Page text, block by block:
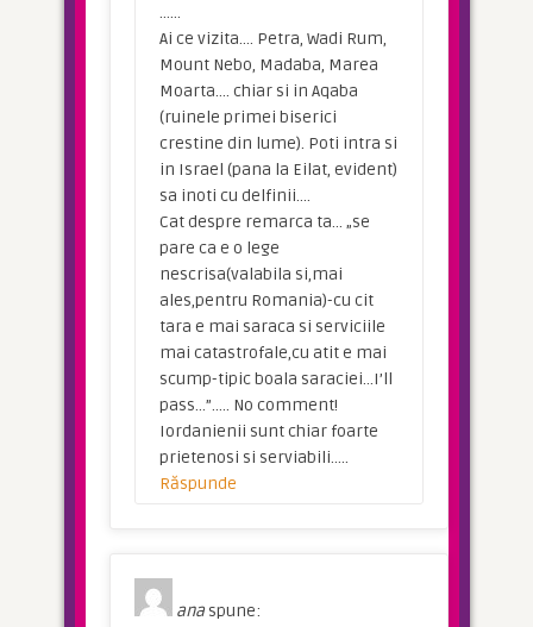
……
Ai ce vizita…. Petra, Wadi Rum,
Mount Nebo, Madaba, Marea
Moarta…. chiar si in Aqaba
(ruinele primei biserici
crestine din lume). Poti intra si
in Israel (pana la Eilat, evident)
sa inoti cu delfinii….
Cat despre remarca ta… „se
pare ca e o lege
nescrisa(valabila si,mai
ales,pentru Romania)-cu cit
tara e mai saraca si serviciile
mai catastrofale,cu atit e mai
scump-tipic boala saraciei…I’ll
pass…”….. No comment!
Iordanienii sunt chiar foarte
prietenosi si serviabili…..
Răspunde
ana spune: